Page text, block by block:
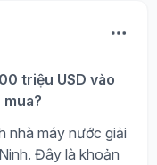
triệu USD vào
nhà máy nước giải
Đây là khoản